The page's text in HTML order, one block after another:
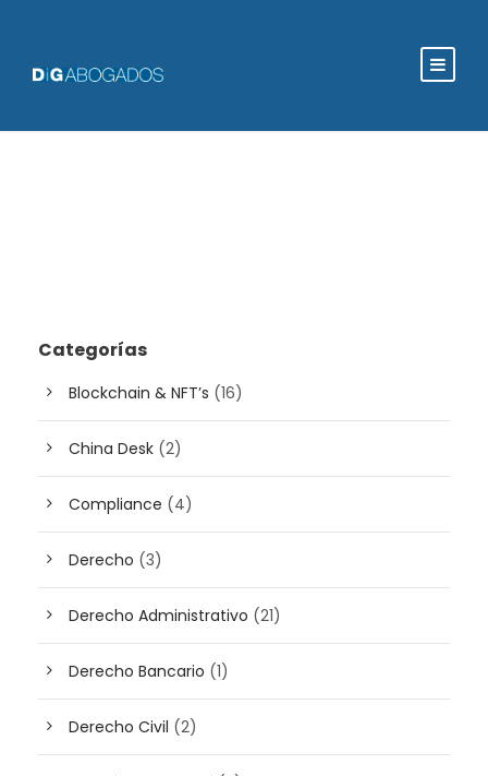
Categorías
Blockchain & NFT’s (16)
China Desk (2)
Compliance (4)
Derecho (3)
Derecho Administrativo (21)
Derecho Bancario (1)
Derecho Civil (2)